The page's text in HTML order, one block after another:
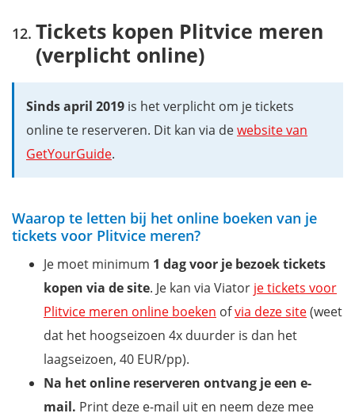
Tickets kopen Plitvice meren
(verplicht online)
Sinds april 2019 is het verplicht om je tickets
online te reserveren. Dit kan via dewebsite van
GetYourGuide.
Waarop te letten bij het online boeken van je
tickets voor Plitvice meren?
Je moet minimum 1 dag voor je bezoek tickets
kopen via de site. Je kan via Viator je tickets voor
Plitvice meren online boeken ofvia deze site(weet
dat het hoogseizoen 4x duurder is dan het
laagseizoen, 40 EUR/pp).
Na het online reserveren ontvang je een e-
mail. Print deze e-mail uit en neem deze mee